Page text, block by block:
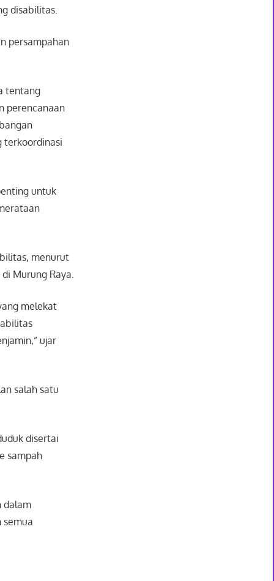
disabilitas.
persampahan
tentang
perencanaan
terkoordinasi
untuk
menurut
Murung Raya.
melekat
ujar
salah satu
disertai
sampah
dalam
semua